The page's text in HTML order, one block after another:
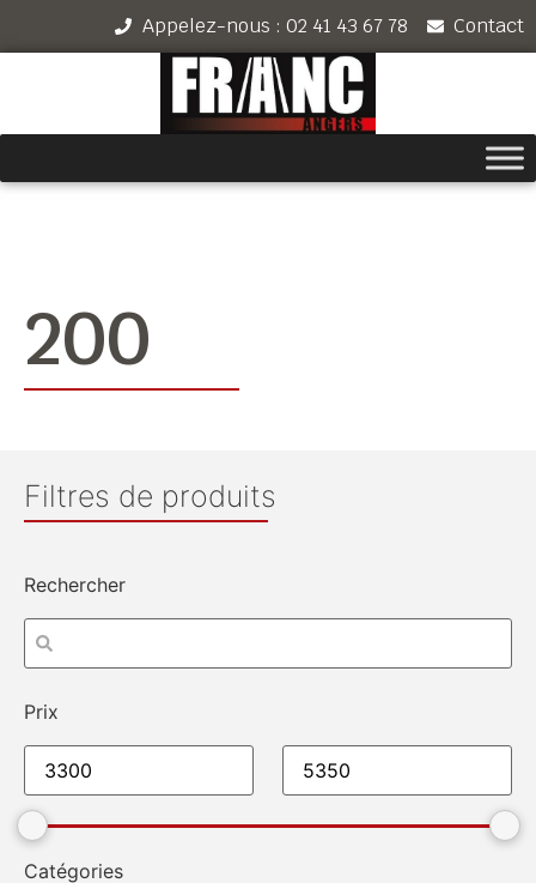
Appelez-nous : 02 41 43 67 78 Contact
200
Filtres de produits
Rechercher
Prix
Catégories